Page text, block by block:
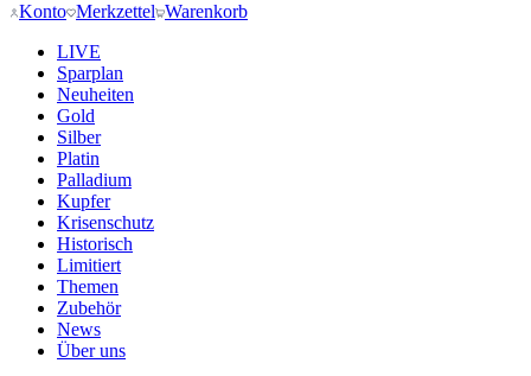
Konto Merkzettel Warenkorb
LIVE
Sparplan
Neuheiten
Gold
Silber
Platin
Palladium
Kupfer
Krisenschutz
Historisch
Limitiert
Themen
Zubehör
News
Über uns